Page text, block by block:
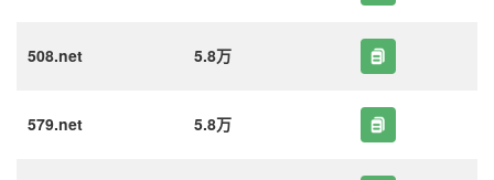
508.net 5.8万
579.net 5.8万